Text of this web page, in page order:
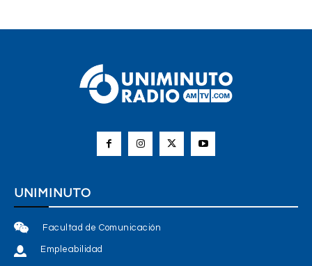
UNIMINUTO
Facultad de Comunicación
Empleabilidad